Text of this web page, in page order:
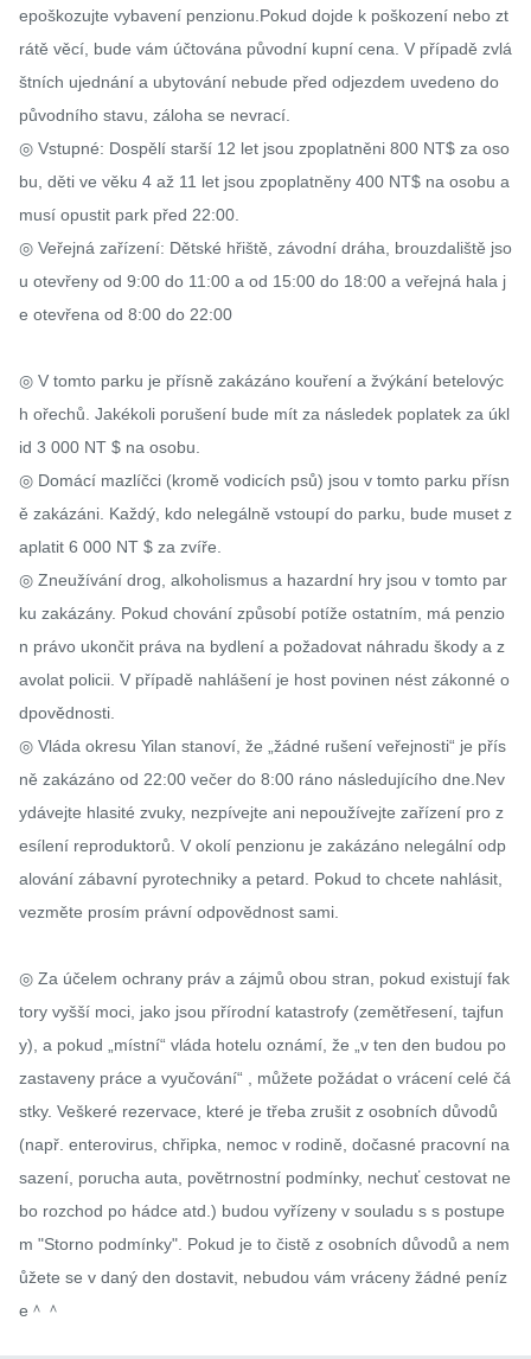
epoškozujte vybavení penzionu.Pokud dojde k poškození nebo zt
rátě věcí, bude vám účtována původní kupní cena. V případě zvlá
štních ujednání a ubytování nebude před odjezdem uvedeno do
původního stavu, záloha se nevrací.
◎ Vstupné: Dospělí starší 12 let jsou zpoplatněni 800 NT$ za oso
bu, děti ve věku 4 až 11 let jsou zpoplatněny 400 NT$ na osobu a
musí opustit park před 22:00.
◎ Veřejná zařízení: Dětské hřiště, závodní dráha, brouzdaliště jso
u otevřeny od 9:00 do 11:00 a od 15:00 do 18:00 a veřejná hala j
e otevřena od 8:00 do 22:00
◎ V tomto parku je přísně zakázáno kouření a žvýkání betelovýc
h ořechů. Jakékoli porušení bude mít za následek poplatek za úkl
id 3 000 NT $ na osobu.
◎ Domácí mazlíčci (kromě vodicích psů) jsou v tomto parku přísn
ě zakázáni. Každý, kdo nelegálně vstoupí do parku, bude muset z
aplatit 6 000 NT $ za zvíře.
◎ Zneužívání drog, alkoholismus a hazardní hry jsou v tomto par
ku zakázány. Pokud chování způsobí potíže ostatním, má penzio
n právo ukončit práva na bydlení a požadovat náhradu škody a z
avolat policii. V případě nahlášení je host povinen nést zákonné o
dpovědnosti.
◎ Vláda okresu Yilan stanoví, že „žádné rušení veřejnosti“ je přís
ně zakázáno od 22:00 večer do 8:00 ráno následujícího dne.Nev
ydávejte hlasité zvuky, nezpívejte ani nepoužívejte zařízení pro z
esílení reproduktorů. V okolí penzionu je zakázáno nelegální odp
alování zábavní pyrotechniky a petard. Pokud to chcete nahlásit,
vezměte prosím právní odpovědnost sami.
◎ Za účelem ochrany práv a zájmů obou stran, pokud existují fak
tory vyšší moci, jako jsou přírodní katastrofy (zemětřesení, tajfun
y), a pokud „místní“ vláda hotelu oznámí, že „v ten den budou po
zastaveny práce a vyučování“ , můžete požádat o vrácení celé čá
stky. Veškeré rezervace, které je třeba zrušit z osobních důvodů
(např. enterovirus, chřipka, nemoc v rodině, dočasné pracovní na
sazení, porucha auta, povětrnostní podmínky, nechuť cestovat ne
bo rozchod po hádce atd.) budou vyřízeny v souladu s s postupe
m "Storno podmínky". Pokud je to čistě z osobních důvodů a nem
ůžete se v daný den dostavit, nebudou vám vráceny žádné peníz
e＾＾